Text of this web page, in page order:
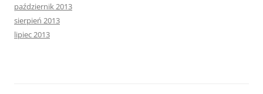
październik 2013
sierpień 2013
lipiec 2013